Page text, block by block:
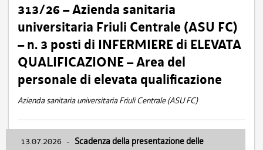
313/26 – Azienda sanitaria
universitaria Friuli Centrale (ASU FC)
– n. 3 posti di INFERMIERE di ELEVATA
QUALIFICAZIONE – Area del
personale di elevata qualificazione
Azienda sanitaria universitaria Friuli Centrale (ASU FC)
13.07.2026 - Scadenza della presentazione delle